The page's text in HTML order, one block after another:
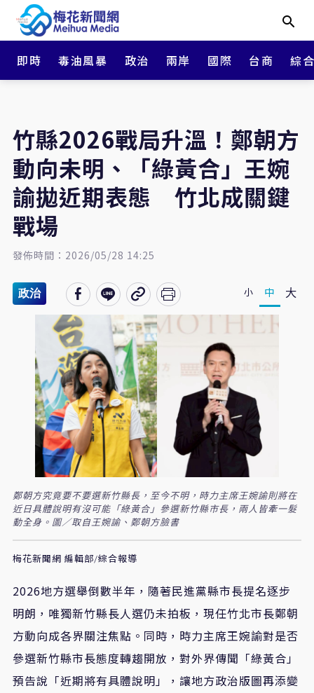
即時 毒油風暴 政治 兩岸 國際 台商 綜
竹縣2026戰局升溫！鄭朝方
動向未明、「綠黃合」王婉
諭拋近期表態 竹北成關鍵
戰場
發佈時間：2026/05/28 14:25
政治 小 中 大
鄭朝方究竟要不要選新竹縣長，至今不明，時力主席王婉諭則將在
近日具體說明有沒可能「綠黃合」參選新竹縣市長，兩人皆牽一髮
動全身。圖／取自王婉諭、鄭朝方臉書
梅花新聞網 編輯部/綜合報導
2026地方選舉倒數半年，隨著民進黨縣市長提名逐步
明朗，唯獨新竹縣長人選仍未拍板，現任竹北市長鄭朝
方動向成各界關注焦點。同時，時力主席王婉諭對是否
參選新竹縣市長態度轉趨開放，對外界傳聞「綠黃合」
預告說「近期將有具體說明」，讓地方政治版圖再添變